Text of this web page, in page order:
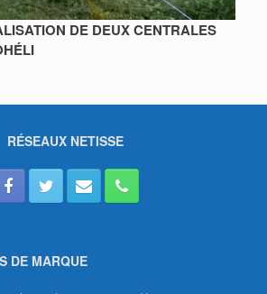
DE DEUX CENTRALES
RÉSEAUX NETISSE
DE MARQUE